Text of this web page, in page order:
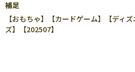
補足
【おもちゃ】【カードゲーム】【ディ
ズ】【202507】